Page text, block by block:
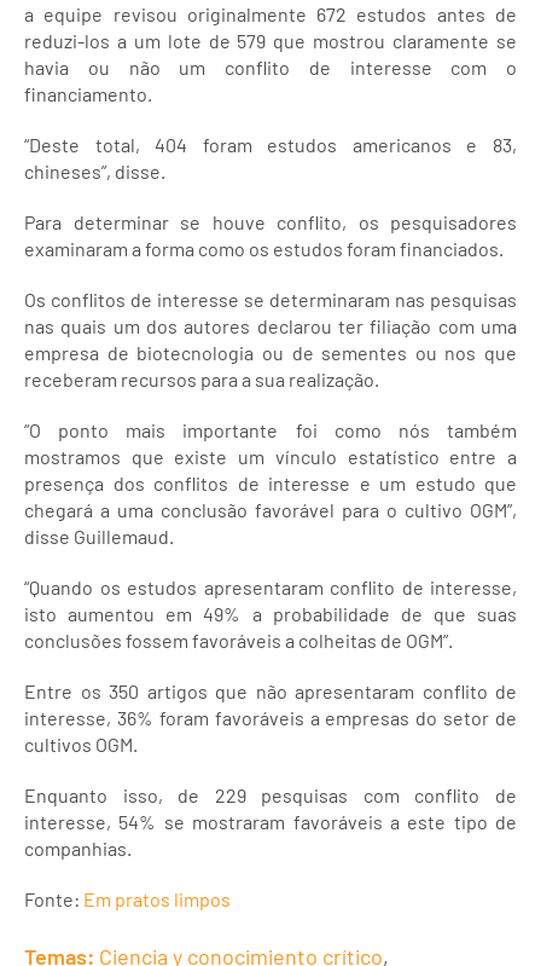
a equipe revisou originalmente 672 estudos antes de
reduzi-los a um lote de 579 que mostrou claramente se
havia ou não um conflito de interesse com o
financiamento.
“Deste total, 404 foram estudos americanos e 83,
chineses”, disse.
Para determinar se houve conflito, os pesquisadores
examinaram a forma como os estudos foram financiados.
Os conflitos de interesse se determinaram nas pesquisas
nas quais um dos autores declarou ter filiação com uma
empresa de biotecnologia ou de sementes ou nos que
receberam recursos para a sua realização.
“O ponto mais importante foi como nós também
mostramos que existe um vínculo estatístico entre a
presença dos conflitos de interesse e um estudo que
chegará a uma conclusão favorável para o cultivo OGM”,
disse Guillemaud.
“Quando os estudos apresentaram conflito de interesse,
isto aumentou em 49% a probabilidade de que suas
conclusões fossem favoráveis a colheitas de OGM”.
Entre os 350 artigos que não apresentaram conflito de
interesse, 36% foram favoráveis a empresas do setor de
cultivos OGM.
Enquanto isso, de 229 pesquisas com conflito de
interesse, 54% se mostraram favoráveis a este tipo de
companhias.
Fonte: Em pratos limpos
Temas: Ciencia y conocimiento crítico,